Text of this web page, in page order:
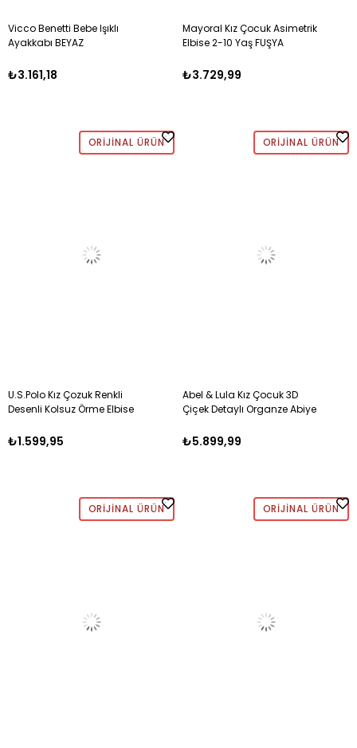
Vicco Benetti Bebe Işıklı
Ayakkabı BEYAZ
₺3.161,18
Mayoral Kız Çocuk Asimetrik
Elbise 2-10 Yaş FUŞYA
₺3.729,99
ORIJINAL ÜRÜN
U.S.Polo Kız Çozuk Renkli
Desenli Kolsuz Örme Elbise
₺1.599,95
ORIJINAL ÜRÜN
Abel & Lula Kız Çocuk 3D
Çiçek Detaylı Organze Abiye
₺5.899,99
ORIJINAL ÜRÜN ORIJINAL ÜRÜN